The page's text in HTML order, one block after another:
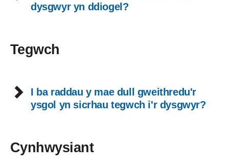
dysgwyr yn ddiogel?
Tegwch
I ba raddau y mae dull gweithredu'r
ysgol yn sicrhau tegwch i'r dysgwyr?
Cynhwysiant